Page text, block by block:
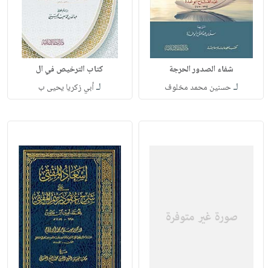
شفاء الصدور الحرجة
لـحسنين محمد مخلوف
كتاب الترخيص في ال
لـأبي زكريا يحيى ب